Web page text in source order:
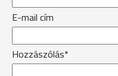
E-mail cím
Hozzászólás*